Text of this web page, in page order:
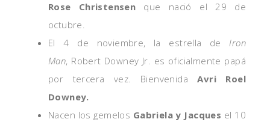
Rose Christensen que nació el 29 de
octubre.
El 4 de noviembre, la estrella deIron
Man, Robert Downey Jr. es oficialmente papá
por tercera vez. BienvenidaAvri Roel
Downey.
Nacen los gemelos Gabriela y Jacques el 10